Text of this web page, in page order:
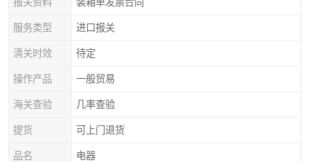
服务类型 进口报关
清关时效 待定
操作产品 一般贸易
海关查验 几率查验
提货 可上门退货
品名 电器